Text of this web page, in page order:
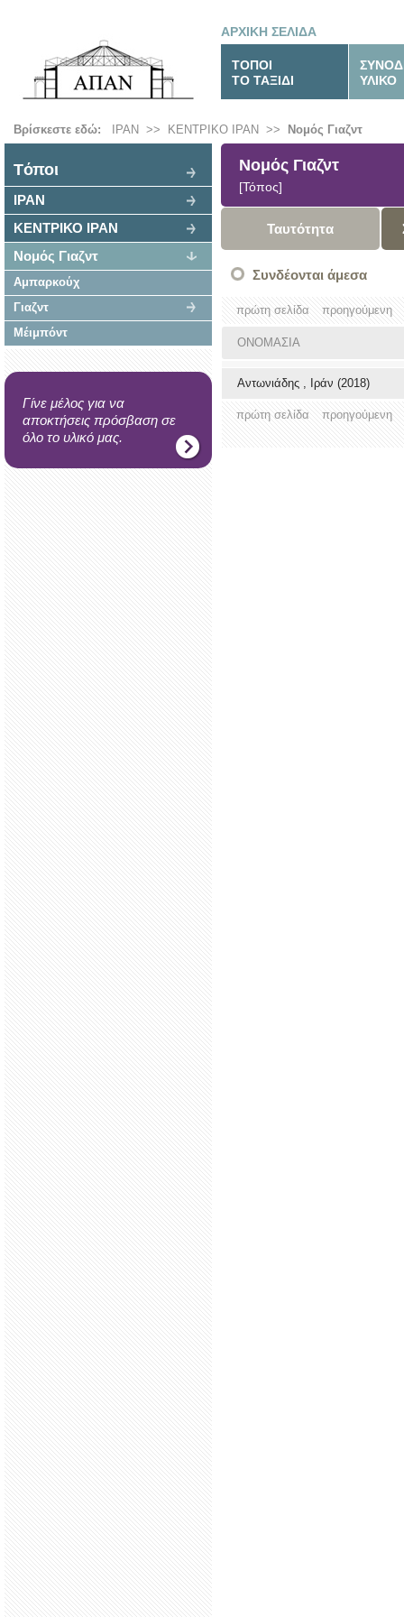
ΑΡΧΙΚΗ ΣΕΛΙΔΑ
ΤΟΠΟΙ
ΤΟ ΤΑΞΙΔΙ
ΥΛΙΚΟ
Βρίσκεστε εδώ: ΙΡΑΝ >> ΚΕΝΤΡΙΚΟ ΙΡΑΝ >> Νομός Γιαζντ
Tόποι
ΙΡΑΝ
ΚΕΝΤΡΙΚΟ ΙΡΑΝ
Νομός Γιαζντ
Αμπαρκούχ
Γιαζντ
Μέιμπόντ
Γίνε μέλος για να
αποκτήσεις πρόσβαση σε
όλο το υλικό μας.
Νομός Γιαζντ
[Τόπος]
Ταυτότητα
Συνδέονται άμεσα
πρώτη σελίδα προηγούμενη
ΟΝΟΜΑΣΙΑ
Αντωνιάδης , Ιράν (2018)
πρώτη σελίδα προηγούμενη